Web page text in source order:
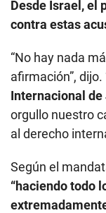
Desde Israel, el
contra estas
“No hay nada
afirmación”,
Internacional
orgullo nuestro
al derecho
Según el
“haciendo todo